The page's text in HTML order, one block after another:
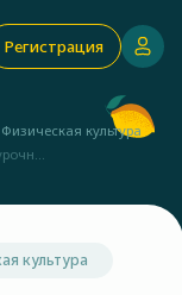
Регистрация
Физическая культура
культура